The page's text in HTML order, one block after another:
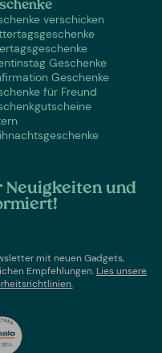
verschicken
Geschenke
Geschenke
für Freund
Neuigkeiten und
mit neuen Gadgets,
Empfehlungen. Lies unsere